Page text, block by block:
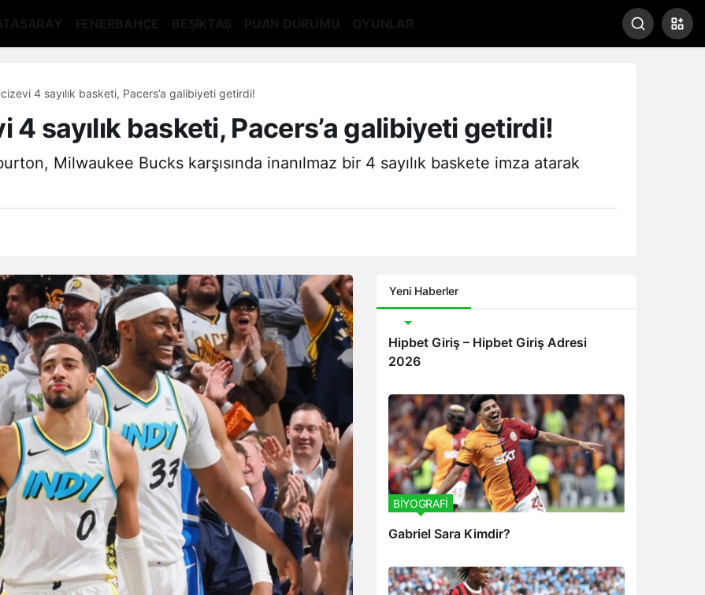
4 sayılık basketi, Pacers’a galibiyeti getirdi!
4 sayılık basketi, Pacers’a galibiyeti getirdi!
Milwaukee Bucks karşısında inanılmaz bir 4 sayılık baskete imza atarak
Yeni Haberler
Bonus
Hipbet Giriş – Hipbet Giriş Adresi
2026
BİYOGRAFİ
Gabriel Sara Kimdir?